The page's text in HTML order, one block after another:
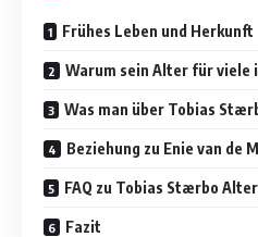
Frühes Leben und Herkunft
Warum sein Alter für viele
Was man über Tobias
Beziehung zu Enie van de
FAQ zu Tobias Stærbo Alter
Fazit